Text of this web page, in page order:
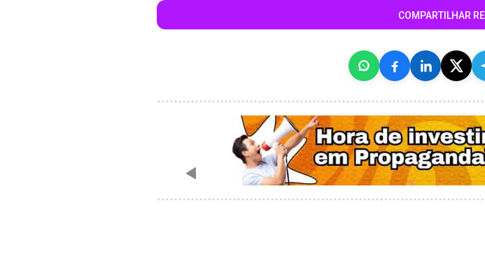
COMPARTILHAR